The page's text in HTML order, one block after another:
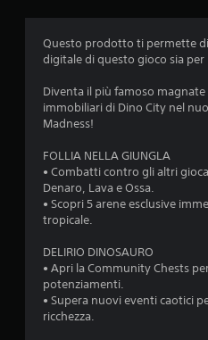
Questo prodotto ti permette
digitale di questo gioco sia
Diventa il più famoso
immobiliari di Dino City nel
Madness!
FOLLIA NELLA GIUNGLA
• Combatti contro gli altri
Denaro, Lava e Ossa.
• Scopri 5 arene esclusive
tropicale.
DELIRIO DINOSAURO
• Apri la Community Chests
potenziamenti.
• Supera nuovi eventi caotici
ricchezza.